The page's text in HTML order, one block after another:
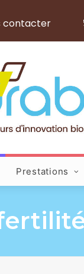
contacter
Prestations